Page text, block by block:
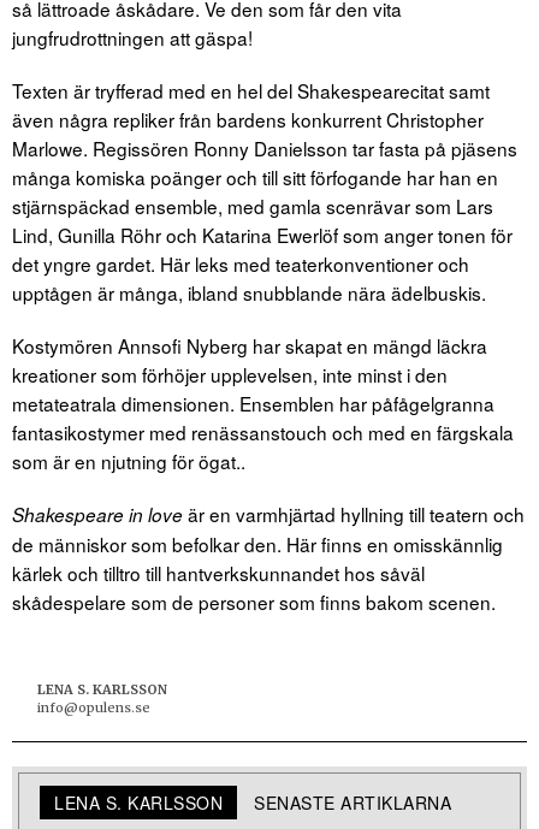
så lättroade åskådare. Ve den som får den vita
jungfrudrottningen att gäspa!
Texten är tryfferad med en hel del Shakespearecitat samt
även några repliker från bardens konkurrent Christopher
Marlowe. Regissören Ronny Danielsson tar fasta på pjäsens
många komiska poänger och till sitt förfogande har han en
stjärnspäckad ensemble, med gamla scenrävar som Lars
Lind, Gunilla Röhr och Katarina Ewerlöf som anger tonen för
det yngre gardet. Här leks med teaterkonventioner och
upptågen är många, ibland snubblande nära ädelbuskis.
Kostymören Annsofi Nyberg har skapat en mängd läckra
kreationer som förhöjer upplevelsen, inte minst i den
metateatrala dimensionen. Ensemblen har påfågelgranna
fantasikostymer med renässanstouch och med en färgskala
som är en njutning för ögat..
Shakespeare in loveär en varmhjärtad hyllning till teatern och
de människor som befolkar den. Här finns en omisskännlig
kärlek och tilltro till hantverkskunnandet hos såväl
skådespelare som de personer som finns bakom scenen.
LENA S. KARLSSON
info@opulens.se
LENA S. KARLSSON SENASTE ARTIKLARNA